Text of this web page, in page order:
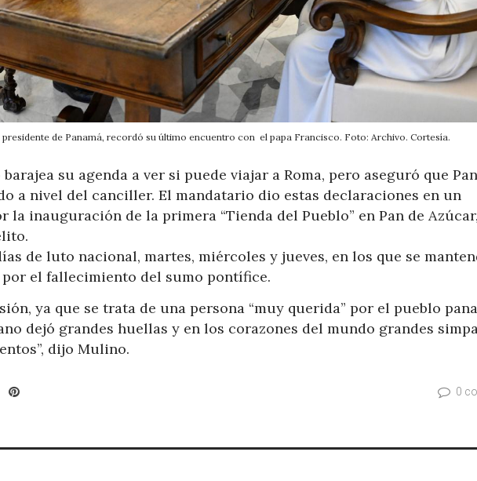
presidente de Panamá, recordó su último encuentro con el papa Francisco. Foto: Archivo. Cortesía.
su agenda a ver si puede viajar a Roma, pero aseguró que
a nivel del canciller. El mandatario dio estas declaraciones en un
la inauguración de la primera “Tienda del Pueblo” en Pan de Azúcar,
de luto nacional, martes, miércoles y jueves, en los que se
por el fallecimiento del sumo pontífice.
ya que se trata de una persona “muy querida” por el pueblo
dejó grandes huellas y en los corazones del mundo grandes
dijo Mulino.
Pinterest 0